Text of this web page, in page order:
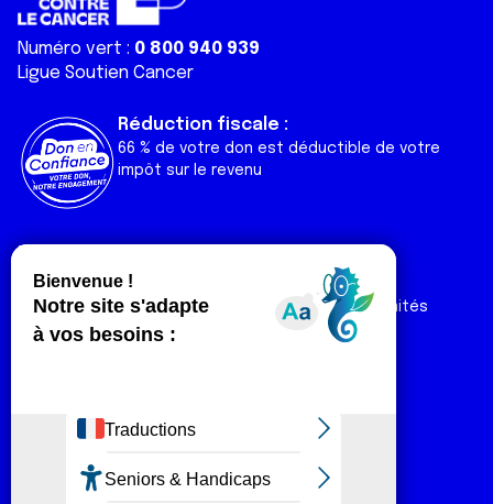
Numéro vert : 0 800 940 939
Ligue Soutien Cancer
Réduction fiscale :
66 % de votre don est déductible de votre
impôt sur le revenu
Liens utiles
Nos actualités
Nos publications
Contact
Espace Ligue & comités
Espace chercheur